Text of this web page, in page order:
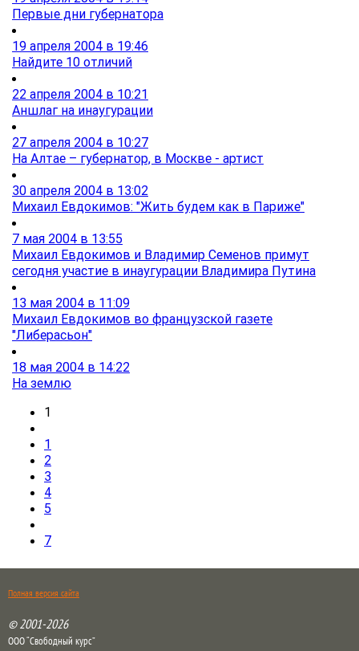
Первые дни губернатора
19 апреля 2004 в 19:46
Найдите 10 отличий
22 апреля 2004 в 10:21
Аншлаг на инаугурации
27 апреля 2004 в 10:27
На Алтае – губернатор, в Москве - артист
30 апреля 2004 в 13:02
Михаил Евдокимов: "Жить будем как в Париже"
7 мая 2004 в 13:55
Михаил Евдокимов и Владимир Семенов примут
сегодня участие в инаугурации Владимира Путина
13 мая 2004 в 11:09
Михаил Евдокимов во французской газете
"Либерасьон"
18 мая 2004 в 14:22
На землю
1
1
2
3
4
5
7
Полная версия сайта
© 2001-2026
ООО “Свободный курс”